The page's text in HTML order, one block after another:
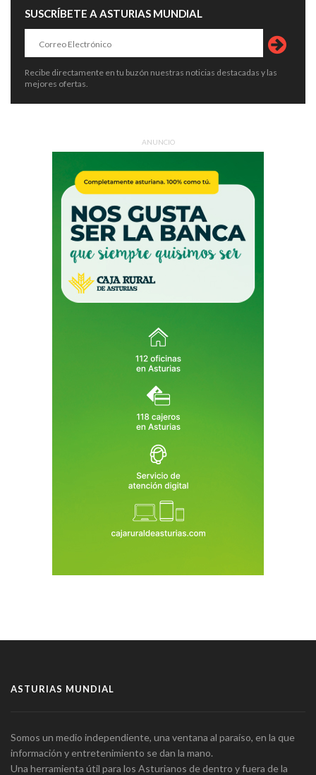
SUSCRÍBETE A ASTURIAS MUNDIAL
Recibe directamente en tu buzón nuestras noticias destacadas y las
mejores ofertas.
ANUNCIO
ASTURIAS MUNDIAL
Somos un medio independiente, una ventana al paraíso, en la que
información y entretenimiento se dan la mano.
Una herramienta útil para los Asturianos de dentro y fuera de la